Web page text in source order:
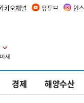
카오채널 유튜브 인
경제 해양수산